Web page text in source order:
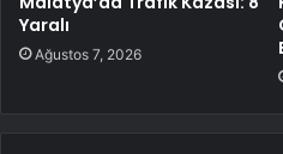
Yaralı
Ağustos 7, 2026